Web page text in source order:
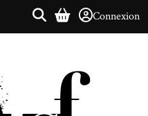
Connexion